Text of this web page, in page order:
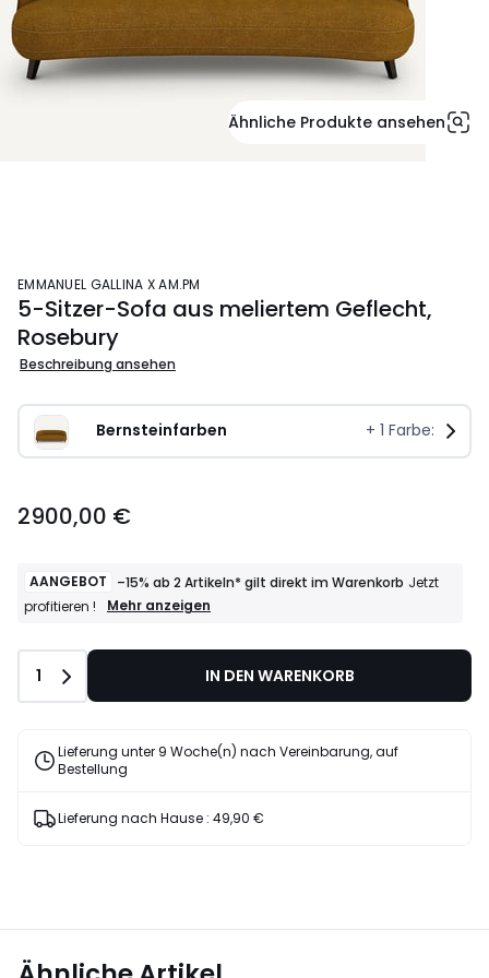
Ähnliche Produkte ansehen
EMMANUEL GALLINA X AM.PM
5-Sitzer-Sofa aus meliertem Geflecht,
Rosebury
Beschreibung ansehen
Bernsteinfarben + 1 Farbe:
2900,00 €
AANGEBOT –15% ab 2 Artikeln* gilt direkt im Warenkorb Jetzt
profitieren !
AANGEBOT
im
Warenkorb
!
Mehr anzeigen
Anzahl
1 IN DEN WARENKORB
Lieferung unter 9 Woche(n) nach Vereinbarung, auf
Bestellung
Lieferung nach Hause : 49,90 €